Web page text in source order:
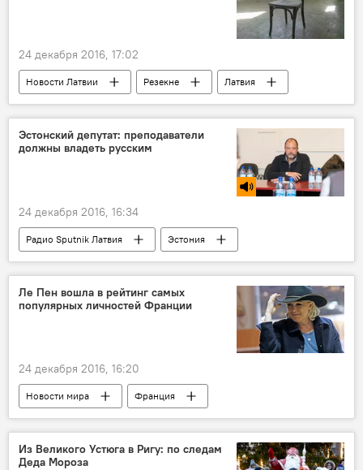
24 декабря 2016, 17:02
Новости Латвии Резекне
Латвия
Александр Барташевич
Андрей Мамыкин
Бюро по предотвращению и борьбе с коррупцией (БПБК, KNAB)
Эстонский депутат: преподаватели
должны владеть русским
24 декабря 2016, 16:34
Радио Sputnik Латвия
Эстония
Михаил Стальнухин
мнение
Ле Пен вошла в рейтинг самых
популярных личностей Франции
24 декабря 2016, 16:20
Новости мира
Франция
Марин Ле Пен
опрос
О-ля-ля: президентские выборы во Франции - 2017
Из Великого Устюга в Ригу: по следам
Деда Мороза